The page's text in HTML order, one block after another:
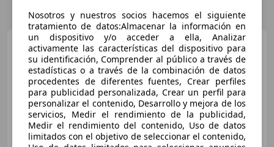
Audi Q540 TDI quattro-ultra S
tronic 150kW
€ 26.450
Súper oferta
10/2021 191.123 km Diésel 150 kW (204 CV)
Nosotros y nuestros socios hacemos el siguiente
tratamiento de datos:Almacenar la información en
un dispositivo y/o acceder a ella, Analizar
activamente las características del dispositivo para
su identificación, Comprender al público a través de
estadísticas o a través de la combinación de datos
procedentes de diferentes fuentes, Crear perfiles
para publicidad personalizada, Crear un perfil para
personalizar el contenido, Desarrollo y mejora de los
servicios, Medir el rendimiento de la publicidad,
Medir el rendimiento del contenido, Uso de datos
limitados con el objetivo de seleccionar el contenido,